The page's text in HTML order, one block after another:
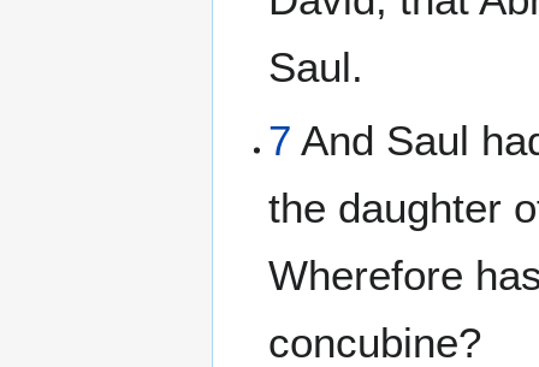
Saul.
7 And Saul
the daughter
Wherefore
concubine?